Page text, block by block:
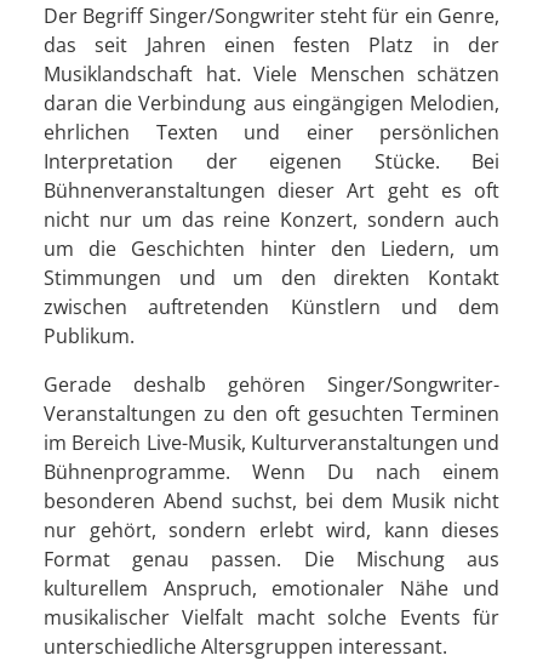
Der Begriff Singer/Songwriter steht für ein Genre,
das seit Jahren einen festen Platz in der
Musiklandschaft hat. Viele Menschen schätzen
daran die Verbindung aus eingängigen Melodien,
ehrlichen Texten und einer persönlichen
Interpretation der eigenen Stücke. Bei
Bühnenveranstaltungen dieser Art geht es oft
nicht nur um das reine Konzert, sondern auch
um die Geschichten hinter den Liedern, um
Stimmungen und um den direkten Kontakt
zwischen auftretenden Künstlern und dem
Publikum.
Gerade deshalb gehören Singer/Songwriter-
Veranstaltungen zu den oft gesuchten Terminen
im Bereich Live-Musik, Kulturveranstaltungen und
Bühnenprogramme. Wenn Du nach einem
besonderen Abend suchst, bei dem Musik nicht
nur gehört, sondern erlebt wird, kann dieses
Format genau passen. Die Mischung aus
kulturellem Anspruch, emotionaler Nähe und
musikalischer Vielfalt macht solche Events für
unterschiedliche Altersgruppen interessant.